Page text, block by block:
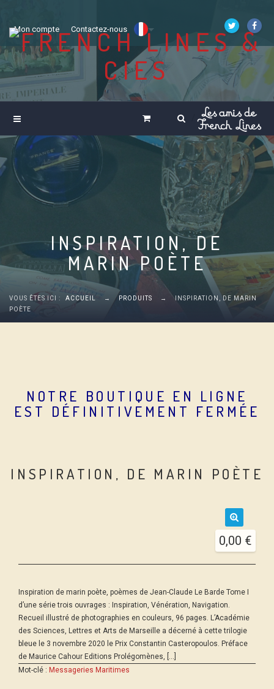
Mon compte Contactez-nous
INSPIRATION, DE
MARIN POÈTE
VOUS ÊTES ICI : ACCUEIL → PRODUITS →
INSPIRATION, DE MARIN
POÈTE
NOTRE BOUTIQUE EN LIGNE
EST DÉFINITIVEMENT FERMÉE
INSPIRATION, DE MARIN POÈTE
🔍
0,00 €
Inspiration de marin poète, poèmes de Jean-Claude Le Barde Tome I
d’une série trois ouvrages : Inspiration, Vénération, Navigation.
Recueil illustré de photographies en couleurs, 96 pages. L’Académie
des Sciences, Lettres et Arts de Marseille a décerné à cette trilogie
bleue le 3 novembre 2020 le Prix Constantin Casteropoulos. Préface
de Maurice Cahour Editions Prolégomènes, […]
Mot-clé : Messageries Maritimes